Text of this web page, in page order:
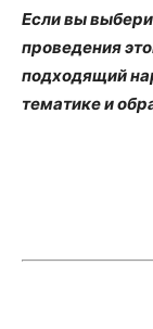
Если вы
проведения
подходящий
тематике и